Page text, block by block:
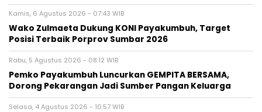
Kamis, 6 Agustus 2026 - 07:43 WIB
Wako Zulmaeta Dukung KONI Payakumbuh, Target
Posisi Terbaik Porprov Sumbar 2026
Rabu, 5 Agustus 2026 - 08:12 WIB
Pemko Payakumbuh Luncurkan GEMPITA BERSAMA,
Dorong Pekarangan Jadi Sumber Pangan Keluarga
Selasa, 4 Agustus 2026 - 10:57 WIB